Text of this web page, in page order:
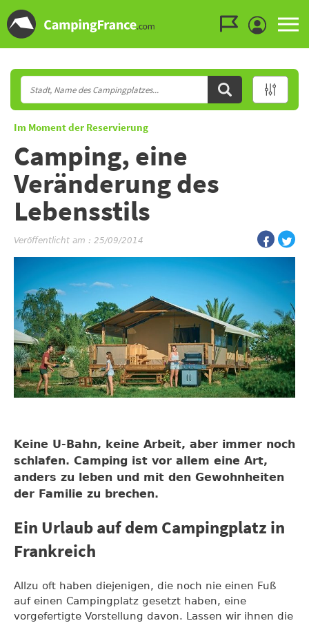
Im Moment der Reservierung
Camping, eine
Veränderung des
Lebensstils
Veröffentlicht am : 25/09/2014
Keine U-Bahn, keine Arbeit, aber immer noch
schlafen. Camping ist vor allem eine Art,
anders zu leben und mit den Gewohnheiten
der Familie zu brechen.
Ein Urlaub auf dem Campingplatz in
Frankreich
Allzu oft haben diejenigen, die noch nie einen Fuß
auf einen Campingplatz gesetzt haben, eine
vorgefertigte Vorstellung davon. Lassen wir ihnen die